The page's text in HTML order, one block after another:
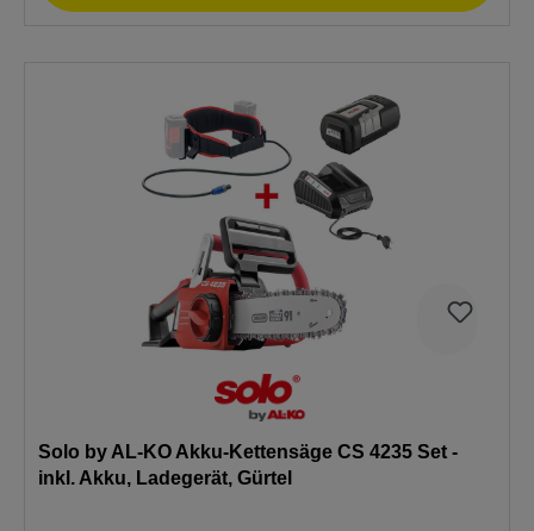
Solo by AL-KO Akku-Kettensäge CS 4235 Set -
inkl. Akku, Ladegerät, Gürtel